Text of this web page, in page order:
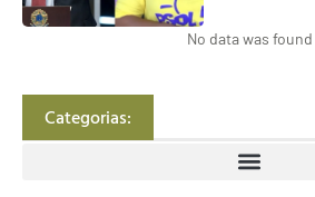
No data was found
Categorias: